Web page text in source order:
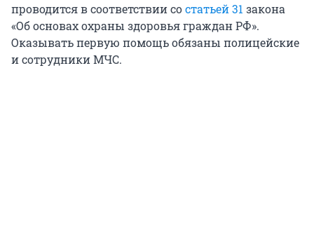
проводится в соответствии состатьей 31 закона
«Об основах охраны здоровья граждан РФ».
Оказывать первую помощь обязаны полицейские
и сотрудники МЧС.